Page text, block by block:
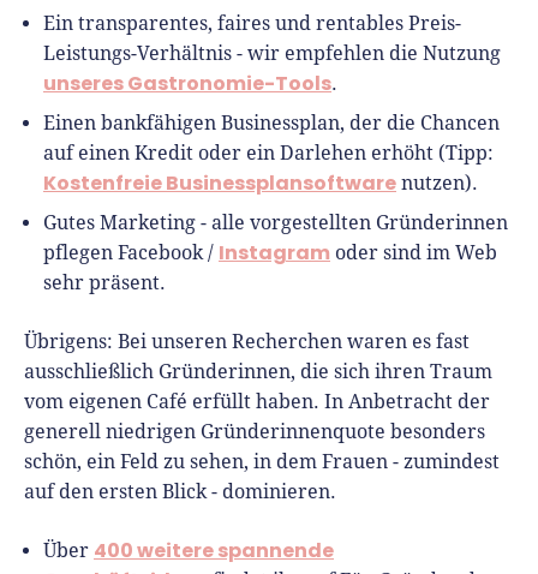
Ein transparentes, faires und rentables Preis-
Leistungs-Verhältnis - wir empfehlen die Nutzung
unseres Gastronomie-Tools.
Einen bankfähigen Businessplan, der die Chancen
auf einen Kredit oder ein Darlehen erhöht (Tipp:
Kostenfreie Businessplansoftware nutzen).
Gutes Marketing - alle vorgestellten Gründerinnen
pflegen Facebook / Instagram oder sind im Web
sehr präsent.
Übrigens: Bei unseren Recherchen waren es fast
ausschließlich Gründerinnen, die sich ihren Traum
vom eigenen Café erfüllt haben. In Anbetracht der
generell niedrigen Gründerinnenquote besonders
schön, ein Feld zu sehen, in dem Frauen - zumindest
auf den ersten Blick - dominieren.
Über 400 weitere spannende